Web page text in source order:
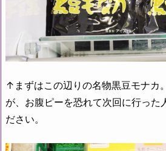
↑まずはこの辺りの名物黒豆モナカ
が、お腹ピーを恐れて次回に行った
ださい。